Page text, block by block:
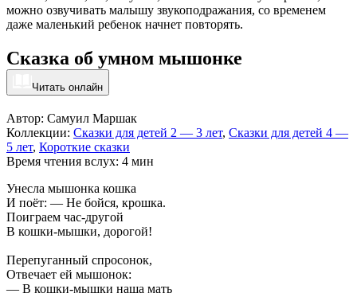
можно озвучивать малышу звукоподражания, со временем
даже маленький ребенок начнет повторять.
Сказка об умном мышонке
Читать онлайн
Автор: Самуил Маршак
Коллекции: Сказки для детей 2 — 3 лет, Сказки для детей 4 —
5 лет, Короткие сказки
Время чтения вслух: 4 мин
Унесла мышонка кошка
И поёт: — Не бойся, крошка.
Поиграем час-другой
В кошки-мышки, дорогой!
Перепуганный спросонок,
Отвечает ей мышонок:
— В кошки-мышки наша мать